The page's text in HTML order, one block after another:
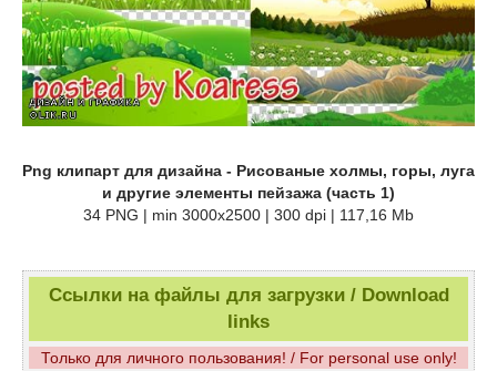
Png клипарт для дизайна - Рисованые холмы, горы, луга
и другие элементы пейзажа (часть 1)
34 PNG | min 3000x2500 | 300 dpi | 117,16 Mb
Ссылки на файлы для загрузки / Download
links
Только для личного пользования! / For personal use only!